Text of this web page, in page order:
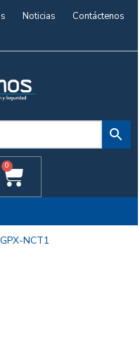
Noticias
Contáctenos
0
NCT1